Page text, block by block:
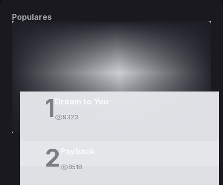
Populares
1 Dream to You
9323
2 8518